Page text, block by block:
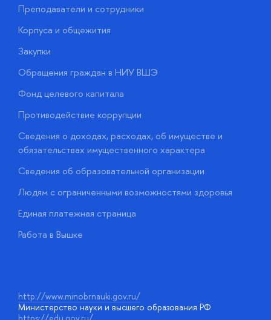
Преподаватели и сотрудники
Корпуса и общежития
Закупки
Обращения граждан в НИУ ВШЭ
Фонд целевого капитала
Противодействие коррупции
Сведения о доходах, расходах, об имуществе и
обязательствах имущественного характера
Сведения об образовательной организации
Людям с ограниченными возможностями здоровья
Единая платежная страница
Работа в Вышке
http://www.minobrnauki.gov.ru/
Министерство науки и высшего образования РФ
https://edu.gov.ru/